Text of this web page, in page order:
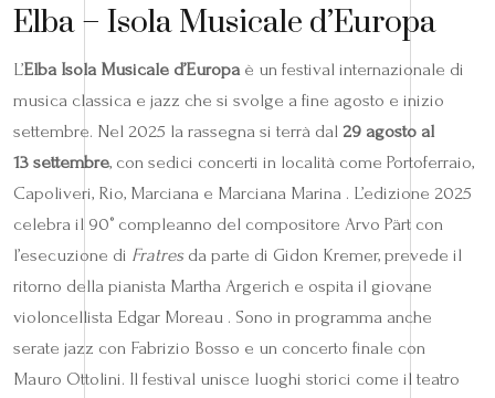
Elba – Isola Musicale d’Europa
L’Elba Isola Musicale d’Europaè un festival internazionale di
musica classica e jazz che si svolge a fine agosto e inizio
settembre. Nel 2025 la rassegna si terrà dal 29 agosto al
13 settembre, con sedici concerti in località come Portoferraio,
Capoliveri, Rio, Marciana e Marciana Marina . L’edizione 2025
celebra il 90° compleanno del compositore Arvo Pärt con
l’esecuzione di Fratresda parte di Gidon Kremer, prevede il
ritorno della pianista Martha Argerich e ospita il giovane
violoncellista Edgar Moreau . Sono in programma anche
serate jazz con Fabrizio Bosso e un concerto finale con
Mauro Ottolini. Il festival unisce luoghi storici come il teatro